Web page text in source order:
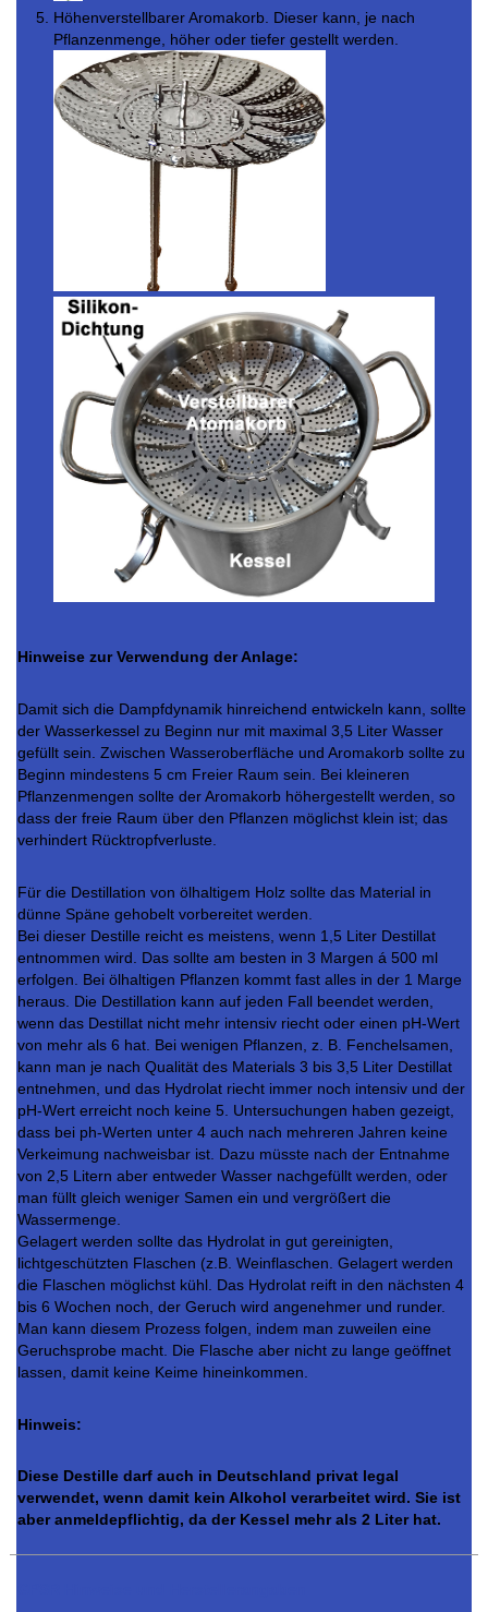
Höhenverstellbarer Aromakorb. Dieser kann, je nach
Pflanzenmenge, höher oder tiefer gestellt werden.
Hinweise zur Verwendung der Anlage:
Damit sich die Dampfdynamik hinreichend entwickeln kann, sollte
der Wasserkessel zu Beginn nur mit maximal 3,5 Liter Wasser
gefüllt sein. Zwischen Wasseroberfläche und Aromakorb sollte zu
Beginn mindestens 5 cm Freier Raum sein. Bei kleineren
Pflanzenmengen sollte der Aromakorb höhergestellt werden, so
dass der freie Raum über den Pflanzen möglichst klein ist; das
verhindert Rücktropfverluste.
Für die Destillation von ölhaltigem Holz sollte das Material in
dünne Späne gehobelt vorbereitet werden.
Bei dieser Destille reicht es meistens, wenn 1,5 Liter Destillat
entnommen wird. Das sollte am besten in 3 Margen á 500 ml
erfolgen. Bei ölhaltigen Pflanzen kommt fast alles in der 1 Marge
heraus. Die Destillation kann auf jeden Fall beendet werden,
wenn das Destillat nicht mehr intensiv riecht oder einen pH-Wert
von mehr als 6 hat. Bei wenigen Pflanzen, z. B. Fenchelsamen,
kann man je nach Qualität des Materials 3 bis 3,5 Liter Destillat
entnehmen, und das Hydrolat riecht immer noch intensiv und der
pH-Wert erreicht noch keine 5. Untersuchungen haben gezeigt,
dass bei ph-Werten unter 4 auch nach mehreren Jahren keine
Verkeimung nachweisbar ist. Dazu müsste nach der Entnahme
von 2,5 Litern aber entweder Wasser nachgefüllt werden, oder
man füllt gleich weniger Samen ein und vergrößert die
Wassermenge.
Gelagert werden sollte das Hydrolat in gut gereinigten,
lichtgeschützten Flaschen (z.B. Weinflaschen. Gelagert werden
die Flaschen möglichst kühl. Das Hydrolat reift in den nächsten 4
bis 6 Wochen noch, der Geruch wird angenehmer und runder.
Man kann diesem Prozess folgen, indem man zuweilen eine
Geruchsprobe macht. Die Flasche aber nicht zu lange geöffnet
lassen, damit keine Keime hineinkommen.
Hinweis:
Diese Destille darf auch in Deutschland privat legal
verwendet, wenn damit kein Alkohol verarbeitet wird. Sie ist
aber anmeldepflichtig, da der Kessel mehr als 2 Liter hat.